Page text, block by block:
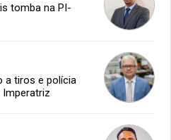
tomba na PI-
a tiros e polícia